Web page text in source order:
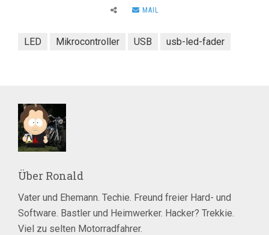
MAIL
LED Mikrocontroller USB usb-led-fader
Über Ronald
Vater und Ehemann. Techie. Freund freier Hard- und
Software. Bastler und Heimwerker. Hacker? Trekkie.
Viel zu selten Motorradfahrer.